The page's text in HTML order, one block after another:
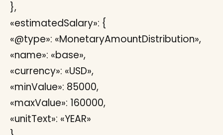
},
«estimatedSalary»: {
«@type»: «MonetaryAmountDistribution»,
«name»: «base»,
«currency»: «USD»,
«minValue»: 85000,
«maxValue»: 160000,
«unitText»: «YEAR»